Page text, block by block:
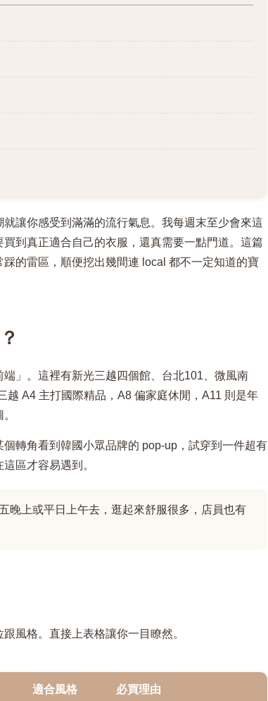
讓你感受到滿滿的流行氣息。我每週末至少會來這
到真正適合自己的衣服，還真需要一點門道。這篇
的雷區，順便挖出幾間連 local 都不一定知道的寶
」。這裡有新光三越四個館、台北101、微風南
A4 主打國際精品，A8 偏家庭休閒，A11 則是年
轉角看到韓國小眾品牌的 pop-up，試穿到一件超有
區才容易遇到。
晚上或平日上午去，逛起來舒服很多，店員也有
風格。直接上表格讓你一目瞭然。
適合風格 必買理由